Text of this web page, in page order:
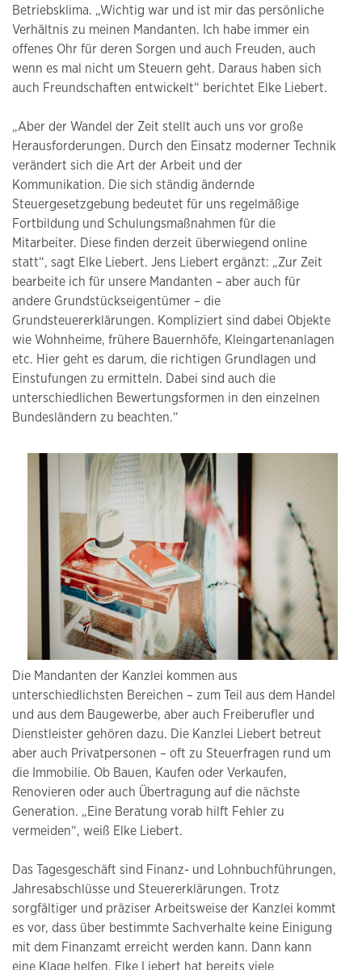
Betriebsklima. „Wichtig war und ist mir das persönliche
Verhältnis zu meinen Mandanten. Ich habe immer ein
offenes Ohr für deren Sorgen und auch Freuden, auch
wenn es mal nicht um Steuern geht. Daraus haben sich
auch Freundschaften entwickelt“ berichtet Elke Liebert.
„Aber der Wandel der Zeit stellt auch uns vor große
Herausforderungen. Durch den Einsatz moderner Technik
verändert sich die Art der Arbeit und der
Kommunikation. Die sich ständig ändernde
Steuergesetzgebung bedeutet für uns regelmäßige
Fortbildung und Schulungsmaßnahmen für die
Mitarbeiter. Diese finden derzeit überwiegend online
statt“, sagt Elke Liebert. Jens Liebert ergänzt: „Zur Zeit
bearbeite ich für unsere Mandanten – aber auch für
andere Grundstückseigentümer – die
Grundsteuererklärungen. Kompliziert sind dabei Objekte
wie Wohnheime, frühere Bauernhöfe, Kleingartenanlagen
etc. Hier geht es darum, die richtigen Grundlagen und
Einstufungen zu ermitteln. Dabei sind auch die
unterschiedlichen Bewertungsformen in den einzelnen
Bundesländern zu beachten.“
Die Mandanten der Kanzlei kommen aus
unterschiedlichsten Bereichen – zum Teil aus dem Handel
und aus dem Baugewerbe, aber auch Freiberufler und
Dienstleister gehören dazu. Die Kanzlei Liebert betreut
aber auch Privatpersonen – oft zu Steuerfragen rund um
die Immobilie. Ob Bauen, Kaufen oder Verkaufen,
Renovieren oder auch Übertragung auf die nächste
Generation. „Eine Beratung vorab hilft Fehler zu
vermeiden“, weiß Elke Liebert.
Das Tagesgeschäft sind Finanz- und Lohnbuchführungen,
Jahresabschlüsse und Steuererklärungen. Trotz
sorgfältiger und präziser Arbeitsweise der Kanzlei kommt
es vor, dass über bestimmte Sachverhalte keine Einigung
mit dem Finanzamt erreicht werden kann. Dann kann
eine Klage helfen. Elke Liebert hat bereits viele